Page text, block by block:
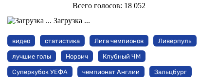
Всего голосов: 18 052
Загрузка ...
видео статистика Лига чемпионов Ливерпуль
лучшие голы Норвич Клубный ЧМ
Суперкубок УЕФА чемпионат Англии Зальцбург